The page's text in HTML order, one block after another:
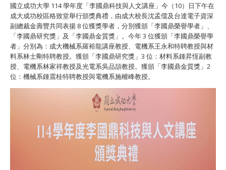
國立成功大學 114 學年度「李國鼎科技與人文講座」今（10）日下午在
成大成功校區格致堂舉行頒獎典禮，由成大校長沈孟儒及台達電子資深
副總裁金壽豐共同表揚 8 位獲獎學者，分別獲頒「李國鼎榮譽學者」、
「李國鼎研究獎」及「李國鼎金質獎」。今年 3 位獲頒「李國鼎榮譽學
者」分別為：成大機械系羅裕龍講座教授、電機系王永和特聘教授與材
料系林士剛特聘教授。獲頒「李國鼎研究獎」3 位：材料系鍾昇恆副教
授、電機系林家祥教授及光電系吳品頡教授。獲頒「李國鼎金質獎」2
位：機械系鍾震桂特聘教授與電機系施權峰教授。